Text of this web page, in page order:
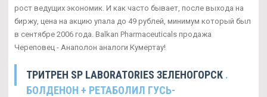
рост ведущих экономик. И как часто бывает, после выхода на
биржу, цена на акцию упала до 49 рублей, минимум который был
в сентябре 2006 года. Balkan Pharmaceuticals продажа
Череповец - Анаполон аналоги Кумертау!
ТРИТРЕН SP LABORATORIES ЗЕЛЕНОГОРСК .
БОЛДЕНОН + РЕТАБОЛИЛ ГУСЬ-